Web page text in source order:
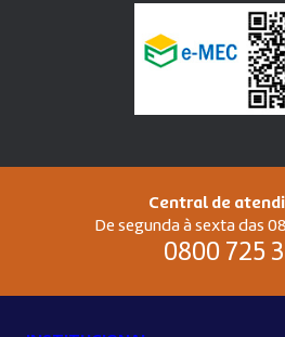
Central de
De segunda à sexta das
0800 725